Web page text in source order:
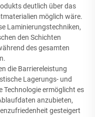
deutlich über das
möglich wäre.
Laminierungstechniken,
den Schichten
des gesamten
die Barriereleistung
Lagerungs- und
Technologie ermöglicht es
anzubieten,
gesteigert